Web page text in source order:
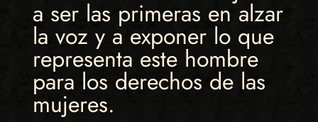
a ser las primeras en alzar
la voz y a exponer lo que
representa este hombre
para los derechos de las
mujeres.